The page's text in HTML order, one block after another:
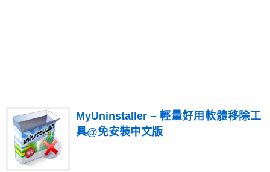
MyUninstaller – 輕量好用軟體移除工
具@免安裝中文版